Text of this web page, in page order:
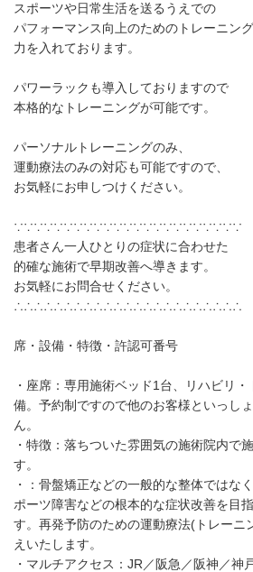
スポーツや日常生活を送るうえでの
パフォーマンス向上のためのトレーニン
力を入れております。
パワーラックも導入しておりますので
本格的なトレーニングが可能です。
パーソナルトレーニングのみ、
運動療法のみの対応も可能ですので、
お気軽にお申しつけください。
∵∵∵∵∵∵∵∵∵∵∵∵∵∵∵∵∵∵∵∵∵∵∵
患者さん一人ひとりの症状に合わせた
的確な施術で早期改善へ導きます。
お気軽にお問合せください。
∴∴∴∴∴∴∴∴∴∴∴∴∴∴∴∴∴∴∴∴∴∴∴
席・設備・特徴・許認可番号
・座席：専用施術ベッド1台、リハビリ
備。予約制ですので他のお客様といっし
ん。
・特徴：落ちついた雰囲気の施術院内で
す。
・：骨盤矯正などの一般的な整体ではな
ポーツ障害などの根本的な症状改善を目
す。再発予防のための運動療法(トレーニ
えいたします。
・マルチアクセス：JR／阪急／阪神／神